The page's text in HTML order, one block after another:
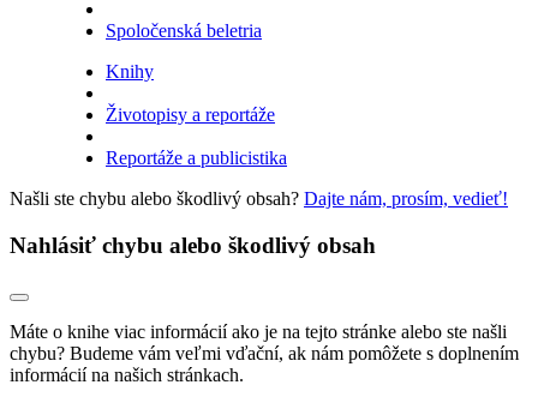
Spoločenská beletria
Knihy
Životopisy a reportáže
Reportáže a publicistika
Našli ste chybu alebo škodlivý obsah? Dajte nám, prosím, vedieť!
Nahlásiť chybu alebo škodlivý obsah
Máte o knihe viac informácií ako je na tejto stránke alebo ste našli
chybu? Budeme vám veľmi vďační, ak nám pomôžete s doplnením
informácií na našich stránkach.